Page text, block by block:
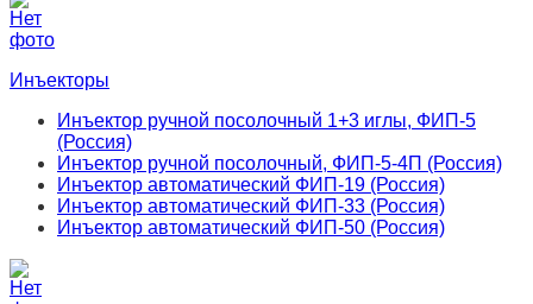
Инъекторы
Инъектор ручной посолочный 1+3 иглы, ФИП-5
(Россия)
Инъектор ручной посолочный, ФИП-5-4П (Россия)
Инъектор автоматический ФИП-19 (Россия)
Инъектор автоматический ФИП-33 (Россия)
Инъектор автоматический ФИП-50 (Россия)